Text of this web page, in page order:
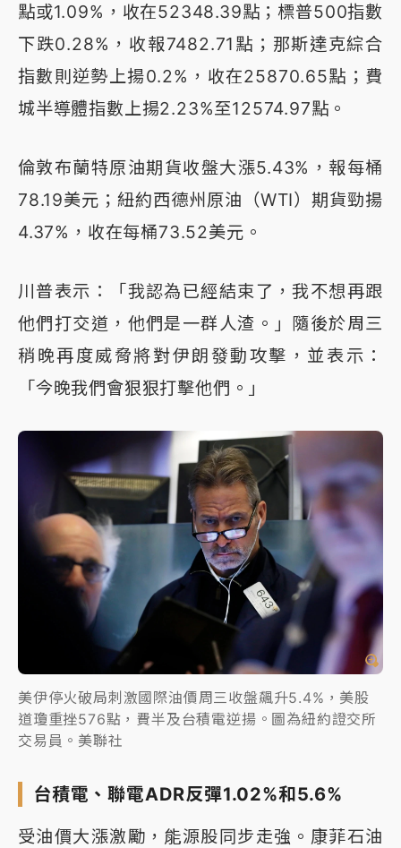
點或1.09%，收在52348.39點；標普500指數
下跌0.28%，收報7482.71點；那斯達克綜合
指數則逆勢上揚0.2%，收在25870.65點；費
城半導體指數上揚2.23%至12574.97點。
倫敦布蘭特原油期貨收盤大漲5.43%，報每桶
78.19美元；紐約西德州原油（WTI）期貨勁揚
4.37%，收在每桶73.52美元。
川普表示：「我認為已經結束了，我不想再跟
他們打交道，他們是一群人渣。」隨後於周三
稍晚再度威脅將對伊朗發動攻擊，並表示：
「今晚我們會狠狠打擊他們。」
美伊停火破局刺激國際油價周三收盤飆升5.4%，美股
道瓊重挫576點，費半及台積電逆揚。圖為紐約證交所
交易員。美聯社
台積電、聯電ADR反彈1.02%和5.6%
受油價大漲激勵，能源股同步走強。康菲石油